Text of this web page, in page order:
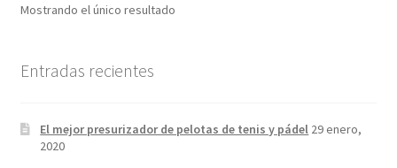
Mostrando el único resultado
Entradas recientes
El mejor presurizador de pelotas de tenis y pádel 29 enero,
2020